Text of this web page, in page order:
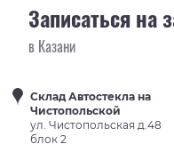
Записаться на
в Казани
Склад Автостекла на
Чистопольской
ул. Чистопольская д.48
блок 2